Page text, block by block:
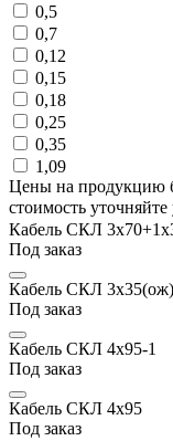
0,5
0,7
0,12
0,15
0,18
0,25
0,35
1,09
Цены на продукцию
стоимость
Кабель СКЛ
Под заказ
Кабель СКЛ
Под заказ
Кабель СКЛ 4х95-1
Под заказ
Кабель СКЛ 4х95
Под заказ